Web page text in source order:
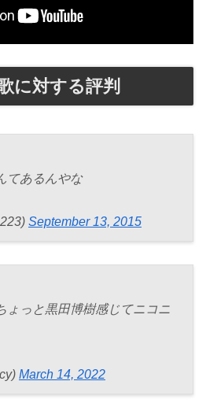
に対する評判
てあるんやな
September 13, 2015
ょっと黒田博樹感じてニコニ
March 14, 2022